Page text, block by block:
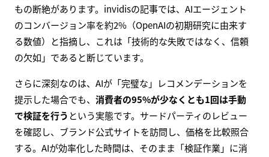
もの断絶があります。invidisの記事では、AIエージェント
のコンバージョン率を約2%（OpenAIの初期研究に由来す
る数値）と指摘し、これは「技術的な失敗ではなく、信頼
の欠如」であると断じています。
さらに深刻なのは、AIが「完璧な」レコメンデーションを
提示した場合でも、 消費者の95%が少なくとも1回は手動
で検証を行う という実態です。サードパーティのレビュー
を確認し、ブランド公式サイトを訪問し、価格を比較照合
する。AIが効率化した時間は、そのまま「検証作業」に消